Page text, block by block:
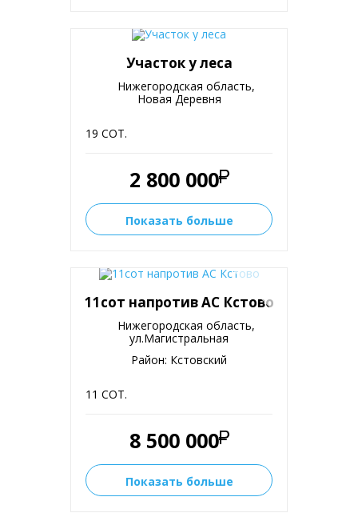
Участок у леса
Нижегородская область,
Новая Деревня
19 СОТ.
2 800 000
Показать больше
11сот напротив АС Кстово
Нижегородская область,
ул.Магистральная
Район: Кстовский
11 СОТ.
8 500 000
Показать больше